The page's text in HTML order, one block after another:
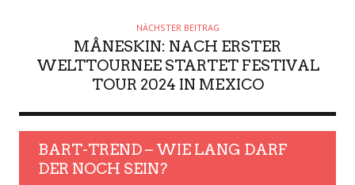
NÄCHSTER BEITRAG
MÅNESKIN: NACH ERSTER
WELTTOURNEE STARTET FESTIVAL
TOUR 2024 IN MEXICO
BART-TREND – WIE LANG DARF
DER NOCH SEIN?